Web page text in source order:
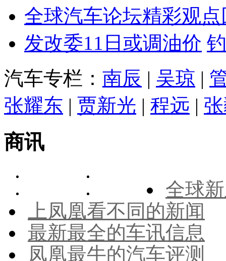
全球汽车论坛精彩观点
发改委11日或调油价
汽车专栏： 南辰 | 吴琼 |
张耀东 | 贾新光 | 程远 |
商讯
全球
上凤凰看不同的新闻
最新最全的车讯信息
凤凰最牛的汽车评测